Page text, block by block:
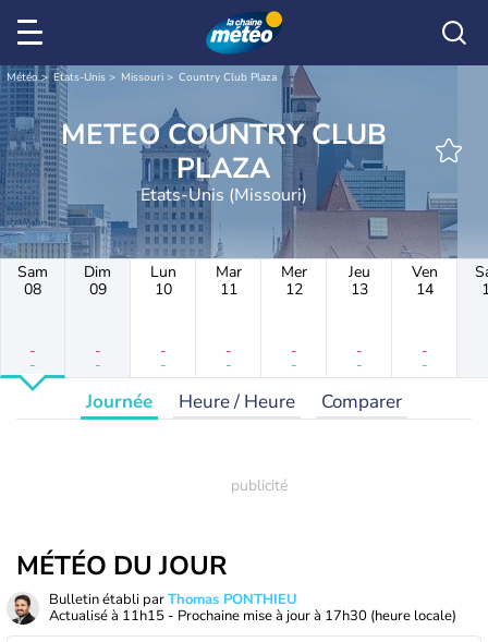
Météo Etats-Unis Missouri Country Club Plaza
METEO COUNTRY CLUB
PLAZA
Etats-Unis (Missouri)
Sam
08
-
-
Dim
09
-
-
Lun
10
-
-
Mar
11
-
-
Mer
12
-
-
Jeu
13
-
-
Ven
14
-
-
Journée Heure / Heure Comparer
MÉTÉO DU JOUR
Bulletin établi parThomas PONTHIEU
Actualisé à 11h15 - Prochaine mise à jour à 17h30 (heure locale)